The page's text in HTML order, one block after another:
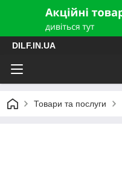
DILF.IN.UA
Товари та послуги